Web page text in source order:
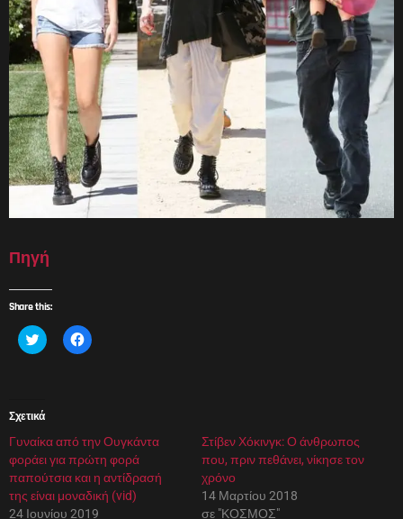
Πηγή
Share this:
Κ
λ
α
κ
ι
ν
ο
π
ί
η
Π
α
α
κ
ο
ι
ν
ο
π
Σχετικά
Γυναίκα από την Ουγκάντα
φοράει για πρώτη φορά
παπούτσια και η αντίδρασή
της είναι μοναδική (vid)
24 Ιουνίου 2019
Στίβεν Χόκινγκ: Ο άνθρωπος
που, πριν πεθάνει, νίκησε τον
χρόνο
14 Μαρτίου 2018
σε "ΚΟΣΜΟΣ"